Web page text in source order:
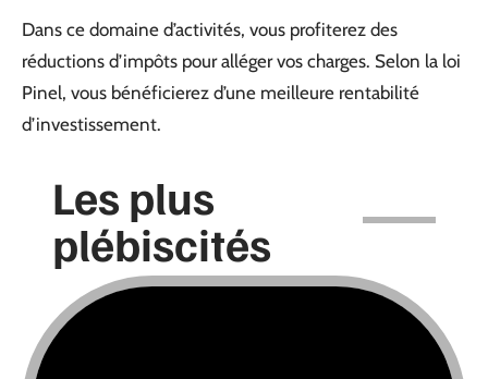
Dans ce domaine d’activités, vous profiterez des
réductions d’impôts pour alléger vos charges. Selon la loi
Pinel, vous bénéficierez d’une meilleure rentabilité
d’investissement.
Les plus
plébiscités